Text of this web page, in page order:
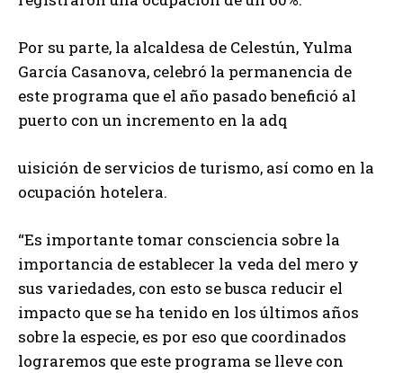
Por su parte, la alcaldesa de Celestún, Yulma
García Casanova, celebró la permanencia de
este programa que el año pasado benefició al
puerto con un incremento en la adq
uisición de servicios de turismo, así como en la
ocupación hotelera.
“Es importante tomar consciencia sobre la
importancia de establecer la veda del mero y
sus variedades, con esto se busca reducir el
impacto que se ha tenido en los últimos años
sobre la especie, es por eso que coordinados
lograremos que este programa se lleve con